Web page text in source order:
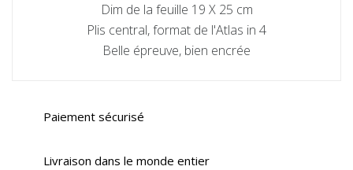
Dim de la feuille 19 X 25 cm
Plis central, format de l'Atlas in 4
Belle épreuve, bien encrée
Paiement sécurisé
Livraison dans le monde entier